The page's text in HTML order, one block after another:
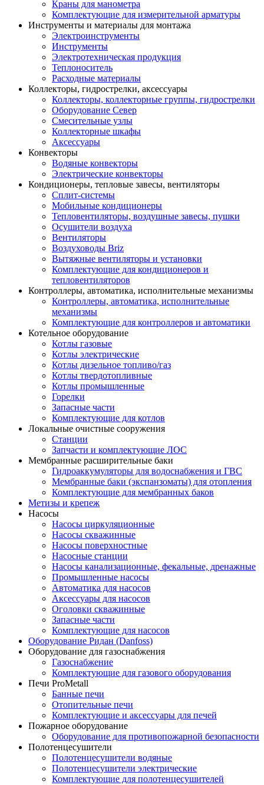
Краны для манометра
Комплектующие для измерительной арматуры
Инструменты и материалы для монтажа
Электроинструменты
Инструменты
Электротехническая продукция
Теплоноситель
Расходные материалы
Коллекторы, гидрострелки, аксессуары
Коллекторы, коллекторные группы, гидрострелки
Оборудование Север
Смесительные узлы
Коллекторные шкафы
Аксессуары
Конвекторы
Водяные конвекторы
Электрические конвекторы
Кондиционеры, тепловые завесы, вентиляторы
Сплит-системы
Мобильные кондиционеры
Тепловентиляторы, воздушные завесы, пушки
Осушители воздуха
Вентиляторы
Воздуховоды Briz
Вытяжные вентиляторы и установки
Комплектующие для кондиционеров и
тепловентиляторов
Контроллеры, автоматика, исполнительные механизмы
Контроллеры, автоматика, исполнительные
механизмы
Комплектующие для контроллеров и автоматики
Котельное оборудование
Котлы газовые
Котлы электрические
Котлы дизельное топливо/газ
Котлы твердотопливные
Котлы промышленные
Горелки
Запасные части
Комплектующие для котлов
Локальные очистные сооружения
Станции
Запчасти и комплектующие ЛОС
Мембранные расширительные баки
Гидроаккумуляторы для водоснабжения и ГВС
Мембранные баки (экспанзоматы) для отопления
Комплектующие для мембранных баков
Метизы и крепеж
Насосы
Насосы циркуляционные
Насосы скважинные
Насосы поверхностные
Насосные станции
Насосы канализационные, фекальные, дренажные
Промышленные насосы
Автоматика для насосов
Аксессуары для насосов
Оголовки скважинные
Запасные части
Комплектующие для насосов
Оборудование Ридан (Danfoss)
Оборудование для газоснабжения
Газоснабжение
Комплектующие для газового оборудования
Печи ProMetall
Банные печи
Отопительные печи
Комплектующие и аксессуары для печей
Пожарное оборудование
Оборудование для противопожарной безопасности
Полотенцесушители
Полотенцесушители водяные
Полотенцесушители электрические
Комплектующие для полотенцесушителей